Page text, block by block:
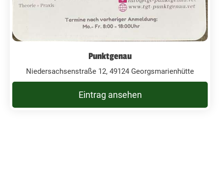
Punktgenau
Niedersachsenstraße 12, 49124 Georgsmarienhütte
Eintrag ansehen